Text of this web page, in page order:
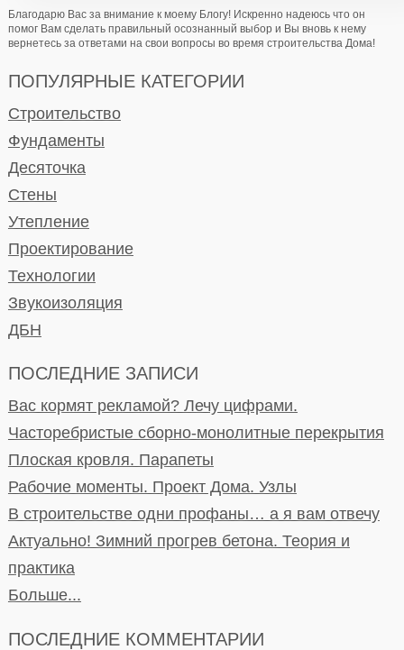
Благодарю Вас за внимание к моему Блогу! Искренно надеюсь что он
помог Вам сделать правильный осознанный выбор и Вы вновь к нему
вернетесь за ответами на свои вопросы во время строительства Дома!
ПОПУЛЯРНЫЕ КАТЕГОРИИ
Строительство
Фундаменты
Десяточка
Стены
Утепление
Проектирование
Технологии
Звукоизоляция
ДБН
ПОСЛЕДНИЕ ЗАПИСИ
Вас кормят рекламой? Лечу цифрами.
Часторебристые сборно-монолитные перекрытия
Плоская кровля. Парапеты
Рабочие моменты. Проект Дома. Узлы
В строительстве одни профаны… а я вам отвечу
Актуально! Зимний прогрев бетона. Теория и
практика
Больше...
ПОСЛЕДНИЕ КОММЕНТАРИИ